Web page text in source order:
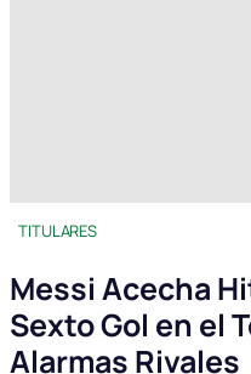
TITULARES
Messi Acecha
Sexto Gol en el
Alarmas Rivales